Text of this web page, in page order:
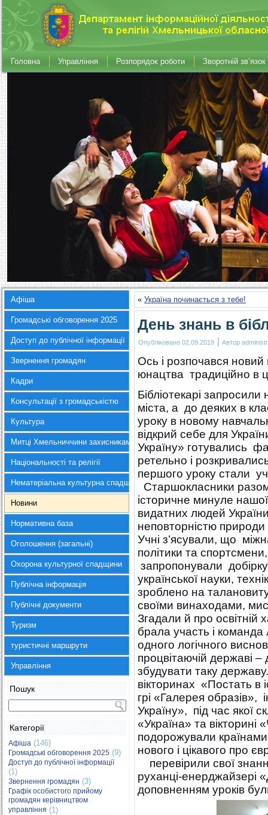
Головна Управління Розпорядок роботи Зворотній зв’язок
Афіша
Громадські обговорення 2025
Доступ до публічної інформації
Звернення громадян
Кадри
Консультації з громадськістю
Культура
Митці Хмельниччини захисникам України
Національності та релігії
Нематеріальна культурна спадщина
Новини
Нормативна база
Оголошення (загальні)
Охорона культурної спадщини
Публічна інформація
Публічні документи
Туризм
туристичні маршрути
Управління
Пошук
Категорії
Афіша (146)
Громадські обговорення 2025 (9)
Доступ до публічної інформації
(1)
Звернення громадян (3)
Графік особистого прийому
громадян керівництвом
управління (1)
« Україна починається з тебе!
День знань в
Опубліковано 02.09.2019 | Автор
Ось і розпочався новий
юнацтва традиційно в
Бібліотекарі
міста, а до деяких в
уроку в новому
відкрий себе для
Україну» готувались
ретельно і
першого уроку стали
Старшокласники
історичне минуле
видатних людей
неповторністю
Учні з’ясували, що
політики та спортсмени,
запропонували
української науки,
зроблено на
своїми винаходами,
Згадали й про освітній
брала участь і
одного логічного
процвітаючій державі
збудувати таку
вікторинах «Постать в
грі «Галерея образів»,
Україну», під час якої
«Україна» та
подорожували
нового і цікавого про
перевірили свої
руханці-енерджайзері
доповненням уроків